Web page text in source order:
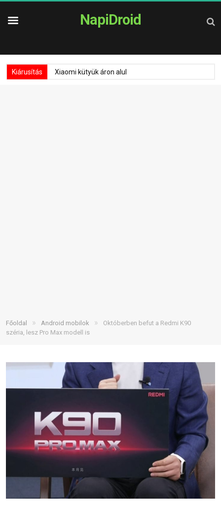
NapiDroid
Kiárusítás Xiaomi kütyük áron alul
Főoldal » Android mobilok »
Októberben befut a Redmi K90
széria, lesz Pro Max modell is